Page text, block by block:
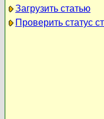
Загрузить статью
Проверить статус